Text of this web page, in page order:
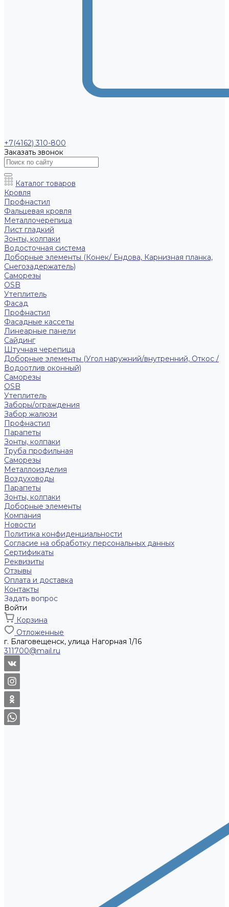
+7(4162) 310-800
Заказать звонок
Каталог товаров
Кровля
Профнастил
Фальцевая кровля
Металлочерепица
Лист гладкий
Зонты, колпаки
Водосточная система
Доборные элементы (Конек/ Ендова, Карнизная планка,
Снегозадержатель)
Саморезы
ОSB
Утеплитель
Фасад
Профнастил
Фасадные кассеты
Линеарные панели
Сайдинг
Штучная черепица
Доборные элементы (Угол наружний/внутренний, Откос /
Водоотлив оконный)
Саморезы
OSB
Утеплитель
Заборы/ограждения
Забор жалюзи
Профнастил
Парапеты
Зонты, колпаки
Труба профильная
Саморезы
Металлоизделия
Воздуховоды
Парапеты
Зонты, колпаки
Доборные элементы
Компания
Новости
Политика конфиденциальности
Согласие на обработку персональных данных
Сертификаты
Реквизиты
Отзывы
Оплата и доставка
Контакты
Задать вопрос
Войти
Корзина
Отложенные
г. Благовещенск, улица Нагорная 1/16
311700@mail.ru